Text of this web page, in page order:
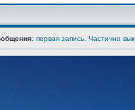
первая запись. Частично